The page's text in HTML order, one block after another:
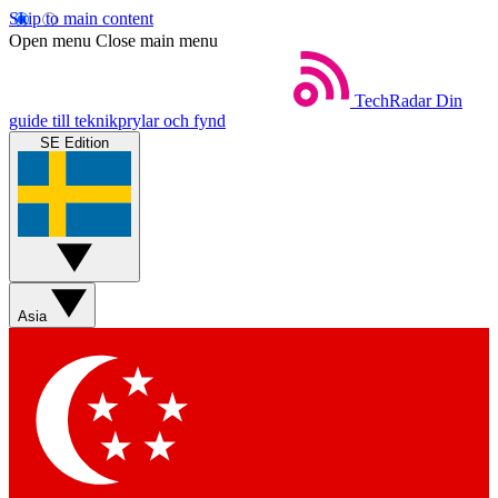
Skip to main content
Open menu Close main menu
TechRadar Din
guide till teknikprylar och fynd
SE Edition
Asia